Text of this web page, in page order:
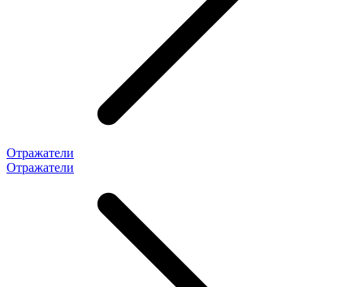
Отражатели
Отражатели